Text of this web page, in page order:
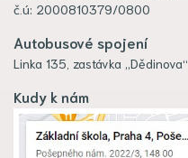
č.ú: 2000810379/0800
Autobusové spojení
Linka 135, zastávka „Dědinova“
Kudy k nám